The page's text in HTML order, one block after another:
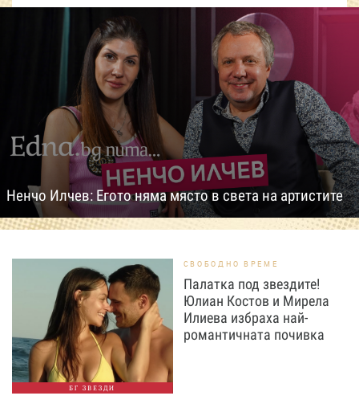
Ненчо Илчев: Егото няма място в света на артистите
БГ ЗВЕЗДИ
СВОБОДНО ВРЕМЕ
Палатка под звездите!
Юлиан Костов и Мирела
Илиева избраха най-
романтичната почивка